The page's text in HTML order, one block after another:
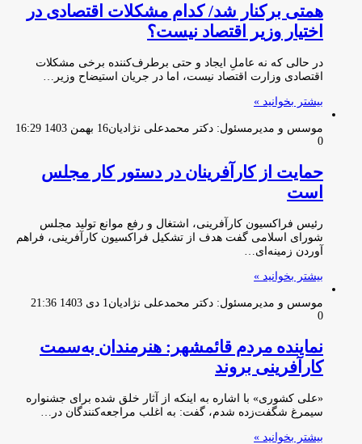
همتی برکنار شد/ کدام مشکلات اقتصادی در
اختیار وزیر اقتصاد نیست؟
در حالی که نه عاملِ ایجاد و حتی برطرف‌کننده برخی مشکلات
اقتصادی وزارت اقتصاد نیست، اما در جریان استیضاح وزیر…
بیشتر بخوانید »
موسس و مدیرمسئول: دکتر محمدعلی نژادیان16 بهمن 1403 16:29
0
حمایت از کارآفرینان در دستور کار مجلس
است
رئیس فراکسیون کارآفرینی، اشتغال و رفع موانع تولید مجلس
شورای اسلامی گفت هدف از تشکیل فراکسیون کارآفرینی، فراهم
آوردن زمینه‌ای…
بیشتر بخوانید »
موسس و مدیرمسئول: دکتر محمدعلی نژادیان1 دی 1403 21:36
0
نماینده مردم قائمشهر: هنرمندان به‌سمت
کارآفرینی بروند
«علی کشوری» با اشاره به اینکه از آثار خلق شده برای جشنواره
سیمرغ شگفت‌زده شدم، گفت: به اغلب مراجعه‌کنندگان در…
بیشتر بخوانید »